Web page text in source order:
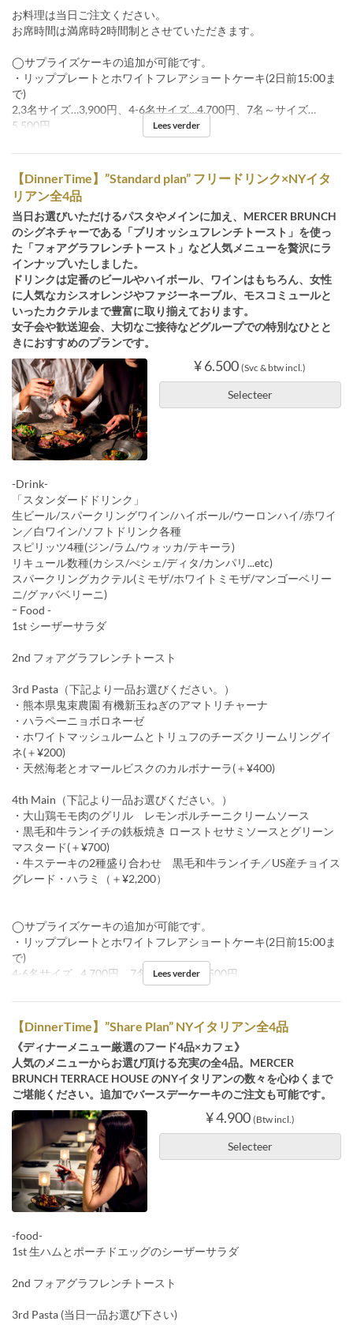
お料理は当日ご注文ください。
お席時間は満席時2時間制とさせていただきます。
◯サプライズケーキの追加が可能です。
・リッププレートとホワイトフレアショートケーキ(2日前15:00ま
で)
2,3名サイズ…3,900円、4-6名サイズ…4,700円、7名～サイズ…
5,500円
Lees verder
【DinnerTime】”Standard plan” フリードリンク×NYイタ
リアン全4品
当日お選びいただけるパスタやメインに加え、MERCER BRUNCH
のシグネチャーである「ブリオッシュフレンチトースト」を使っ
た「フォアグラフレンチトースト」など人気メニューを贅沢にラ
インナップいたしました。
ドリンクは定番のビールやハイボール、ワインはもちろん、女性
に人気なカシスオレンジやファジーネーブル、モスコミュールと
いったカクテルまで豊富に取り揃えております。
女子会や歓送迎会、大切なご接待などグループでの特別なひとと
きにおすすめのプランです。
¥ 6.500 (Svc & btw incl.)
Selecteer
-Drink-
「スタンダードドリンク」
生ビール/スパークリングワイン/ハイボール/ウーロンハイ/赤ワイ
ン／白ワイン/ソフトドリンク各種
スピリッツ4種(ジン/ラム/ウォッカ/テキーラ)
リキュール数種(カシス/ぺシェ/ディタ/カンパリ...etc)
スパークリングカクテル(ミモザ/ホワイトミモザ/マンゴーベリー
ニ/グァバベリーニ)
ｰ Food -
1st シーザーサラダ
2nd フォアグラフレンチトースト
3rd Pasta（下記より一品お選びください。）
・熊本県鬼束農園 有機新玉ねぎのアマトリチャーナ
・ハラペーニョボロネーゼ
・ホワイトマッシュルームとトリュフのチーズクリームリングイ
ネ(＋¥200)
・天然海老とオマールビスクのカルボナーラ(＋¥400)
4th Main（下記より一品お選びください。）
・大山鶏モモ肉のグリル レモンポルチーニクリームソース
・黒毛和牛ランイチの鉄板焼き ローストセサミソースとグリーン
マスタード(＋¥700)
・牛ステーキの2種盛り合わせ 黒毛和牛ランイチ／US産チョイス
グレード・ハラミ（＋¥2,200）
◯サプライズケーキの追加が可能です。
・リッププレートとホワイトフレアショートケーキ(2日前15:00ま
で)
4-6名サイズ…4,700円、7名～サイズ…5,500円
Lees verder
【DinnerTime】”Share Plan” NYイタリアン全4品
《ディナーメニュー厳選のフード4品×カフェ》
人気のメニューからお選び頂ける充実の全4品。MERCER
BRUNCH TERRACE HOUSE のNYイタリアンの数々を心ゆくまで
ご堪能ください。追加でバースデーケーキのご注文も可能です。
¥ 4.900 (Btw incl.)
Selecteer
-food-
1st 生ハムとポーチドエッグのシーザーサラダ
2nd フォアグラフレンチトースト
3rd Pasta (当日一品お選び下さい)